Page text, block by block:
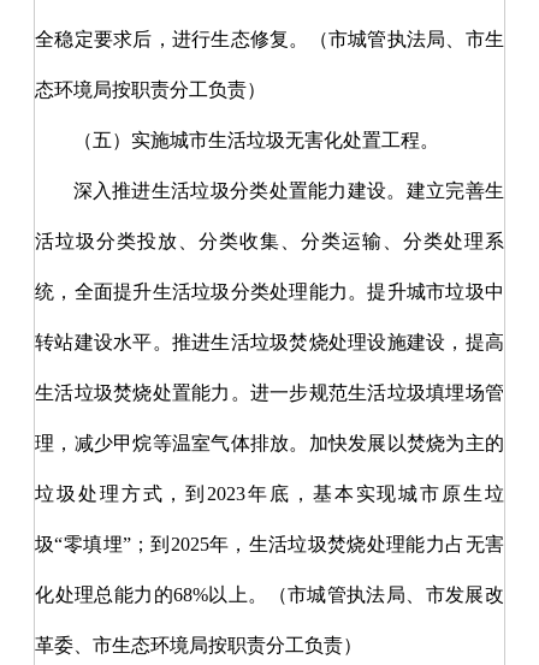
全稳定要求后，进行生态修复。（市城管执法局、市生
态环境局按职责分工负责）
（五）实施城市生活垃圾无害化处置工程。
深入推进生活垃圾分类处置能力建设。建立完善生
活垃圾分类投放、分类收集、分类运输、分类处理系
统，全面提升生活垃圾分类处理能力。提升城市垃圾中
转站建设水平。推进生活垃圾焚烧处理设施建设，提高
生活垃圾焚烧处置能力。进一步规范生活垃圾填埋场管
理，减少甲烷等温室气体排放。加快发展以焚烧为主的
垃圾处理方式，到 2023年底，基本实现城市原生垃
圾“零填埋”；到2025年，生活垃圾焚烧处理能力占无害
化处理总能力的68%以上。（市城管执法局、市发展改
革委、市生态环境局按职责分工负责）